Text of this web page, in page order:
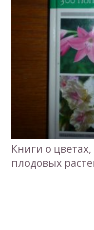
Книги о
плодовых